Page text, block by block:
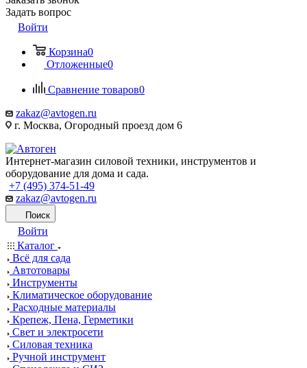
Задать вопрос
Войти
Корзина0
Отложенные0
Сравнение товаров0
zakaz@avtogen.ru
г. Москва, Огородный проезд дом 6
Интернет-магазин силовой техники, инструментов и
оборудование для дома и сада.
+7 (495) 374-51-49
zakaz@avtogen.ru
Поиск
Войти
Каталог
Всё для сада
Автотовары
Инструменты
Климатическое оборудование
Расходные материалы
Крепеж, Пена, Герметики
Свет и электросети
Силовая техника
Ручной инструмент